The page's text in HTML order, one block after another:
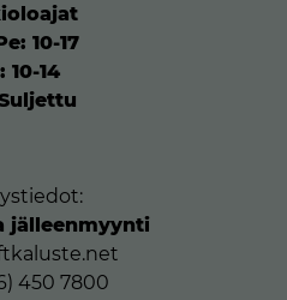
10-17
10-14
jälleenmyynti
450 7800